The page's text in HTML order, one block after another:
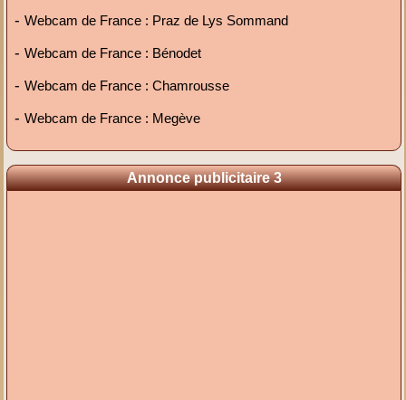
-Webcam de France : Praz de Lys Sommand
-Webcam de France : Bénodet
-Webcam de France : Chamrousse
-Webcam de France : Megève
Annonce publicitaire 3